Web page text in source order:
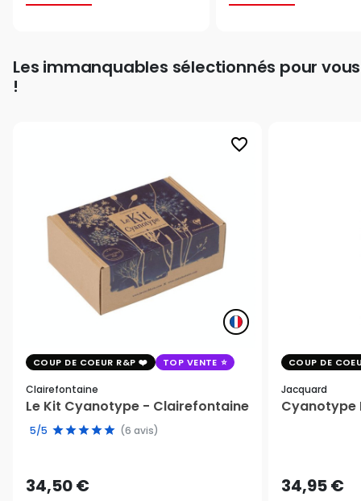
Les immanquables sélectionnés pour vous
!
favorite_border
COUP DE COEUR R&P TOP VENTE
Clairefontaine
Le Kit Cyanotype - Clairefontaine
5/5 (6 avis)
34,50 €
COUP DE
Jacquard
Cyanotype
34,95 €